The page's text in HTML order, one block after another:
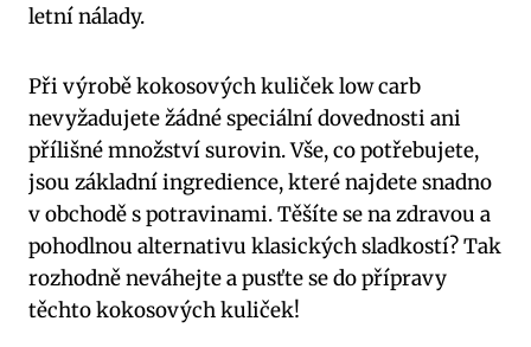
letní nálady.
Při výrobě kokosových kuliček low carb
nevyžadujete žádné speciální dovednosti ani
přílišné množství surovin. Vše, co potřebujete,
jsou základní ingredience, které najdete snadno
v obchodě s potravinami. Těšíte se na zdravou a
pohodlnou alternativu klasických sladkostí? Tak
rozhodně neváhejte a pusťte se do přípravy
těchto kokosových kuliček!